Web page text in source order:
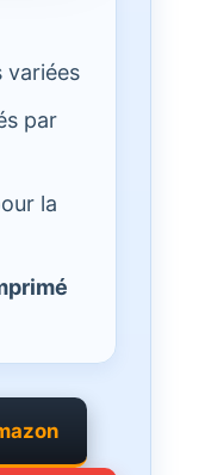
variées
par
la